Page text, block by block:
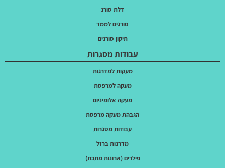
דלת סורג
סורגים לממד
תיקון סורגים
עבודות מסגרות
מעקות למדרגות
מעקה למרפסת
מעקה אלומיניום
הגבהת מעקה מרפסת
עבודות מסגרות
מדרגות ברזל
פילרים (ארונות מתכת)